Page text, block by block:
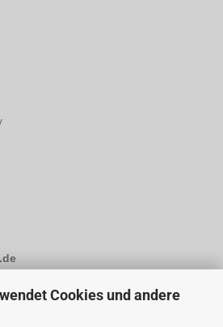
Cookies und andere